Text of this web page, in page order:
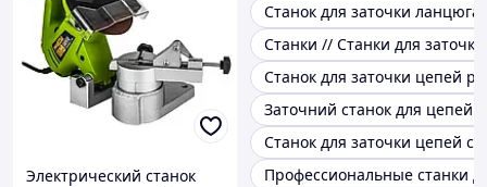
Электрический станок
Станок для заточки ланцюга
Станки // Станки для
Станок для заточки цепей
Заточний станок для цепей
Станок для заточки цепей с
Профессиональные станки